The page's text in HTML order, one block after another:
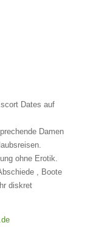
Dates auf
Damen
ohne Erotik.
, Boote
diskret